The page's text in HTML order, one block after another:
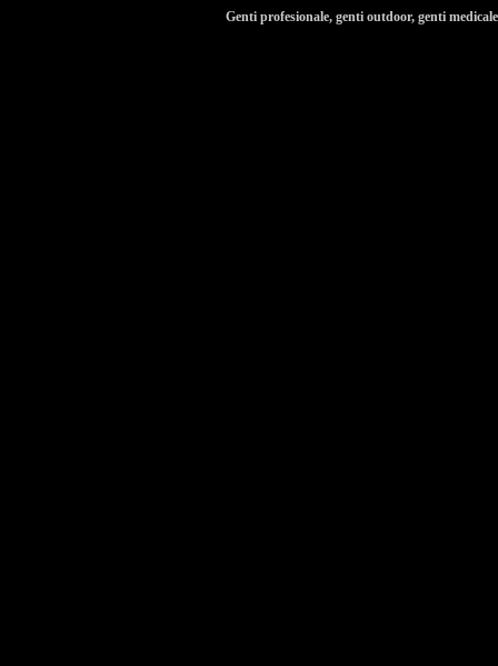
Genti profesionale, genti outdoor, genti